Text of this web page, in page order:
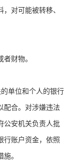
对可能被转移、
财物。
单位和个人的银行
配合。对涉嫌违法
公安机关负责人批
行账户资金，依照
。